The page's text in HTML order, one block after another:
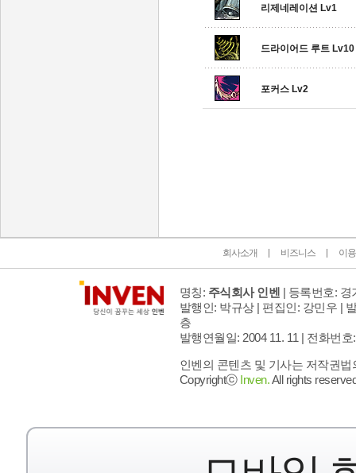
리제네레이션 Lv1
드라이어드 루트 Lv10
포커스 Lv2
회사소개 비즈니스 이
명칭: 주식회사 인벤 | 등록번호: 경
발행인: 박규상 | 편집인: 강민우 |
층
발행연월일: 2004 11. 11 | 전화번호
인벤의 콘텐츠 및 기사는 저작권
Copyrightⓒ Inven.All rights